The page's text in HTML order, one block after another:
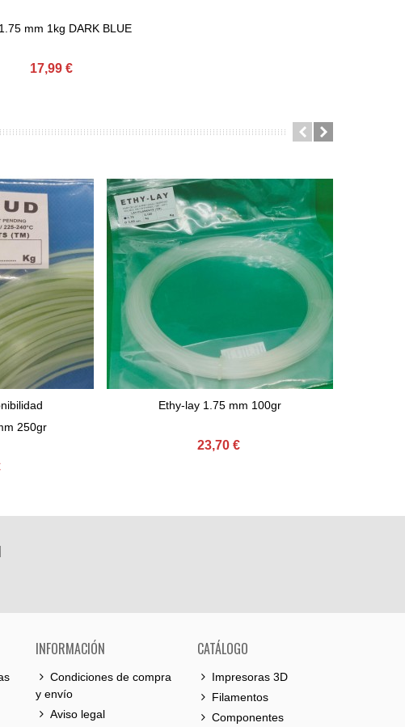
Comprarmm 1kg DARK BLUE
17,99 €
250gr
Comprar
Ethy-lay 1.75 mm 100gr
23,70 €
INFORMACIÓN
Condiciones de compra
y envío
Aviso legal
CATÁLOGO
Impresoras 3D
Filamentos
Componentes